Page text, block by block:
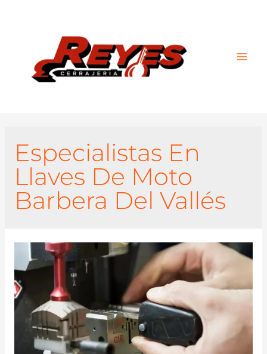
Especialistas En
Llaves De Moto
Barbera Del Vallés